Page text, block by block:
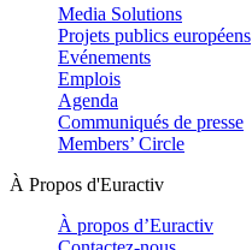
Media Solutions
Projets publics européens
Evénements
Emplois
Agenda
Communiqués de presse
Members’ Circle
À Propos d'Euractiv
À propos d’Euractiv